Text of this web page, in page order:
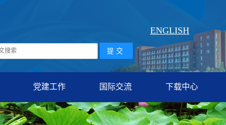
ENGLISH
党建工作 国际交流 下载中心